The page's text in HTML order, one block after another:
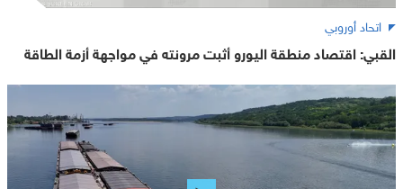
اتحاد أوروبي
القبي: اقتصاد منطقة اليورو أثبت مرونته في مواجهة أزمة الطاقة